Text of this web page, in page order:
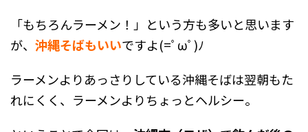
「もちろんラーメン！」という方も多いと思います
が、 沖縄そばもいいですよ(=ﾟωﾟ)ﾉ
ラーメンよりあっさりしている沖縄そばは翌朝もた
れにくく、ラーメンよりちょっとヘルシー。